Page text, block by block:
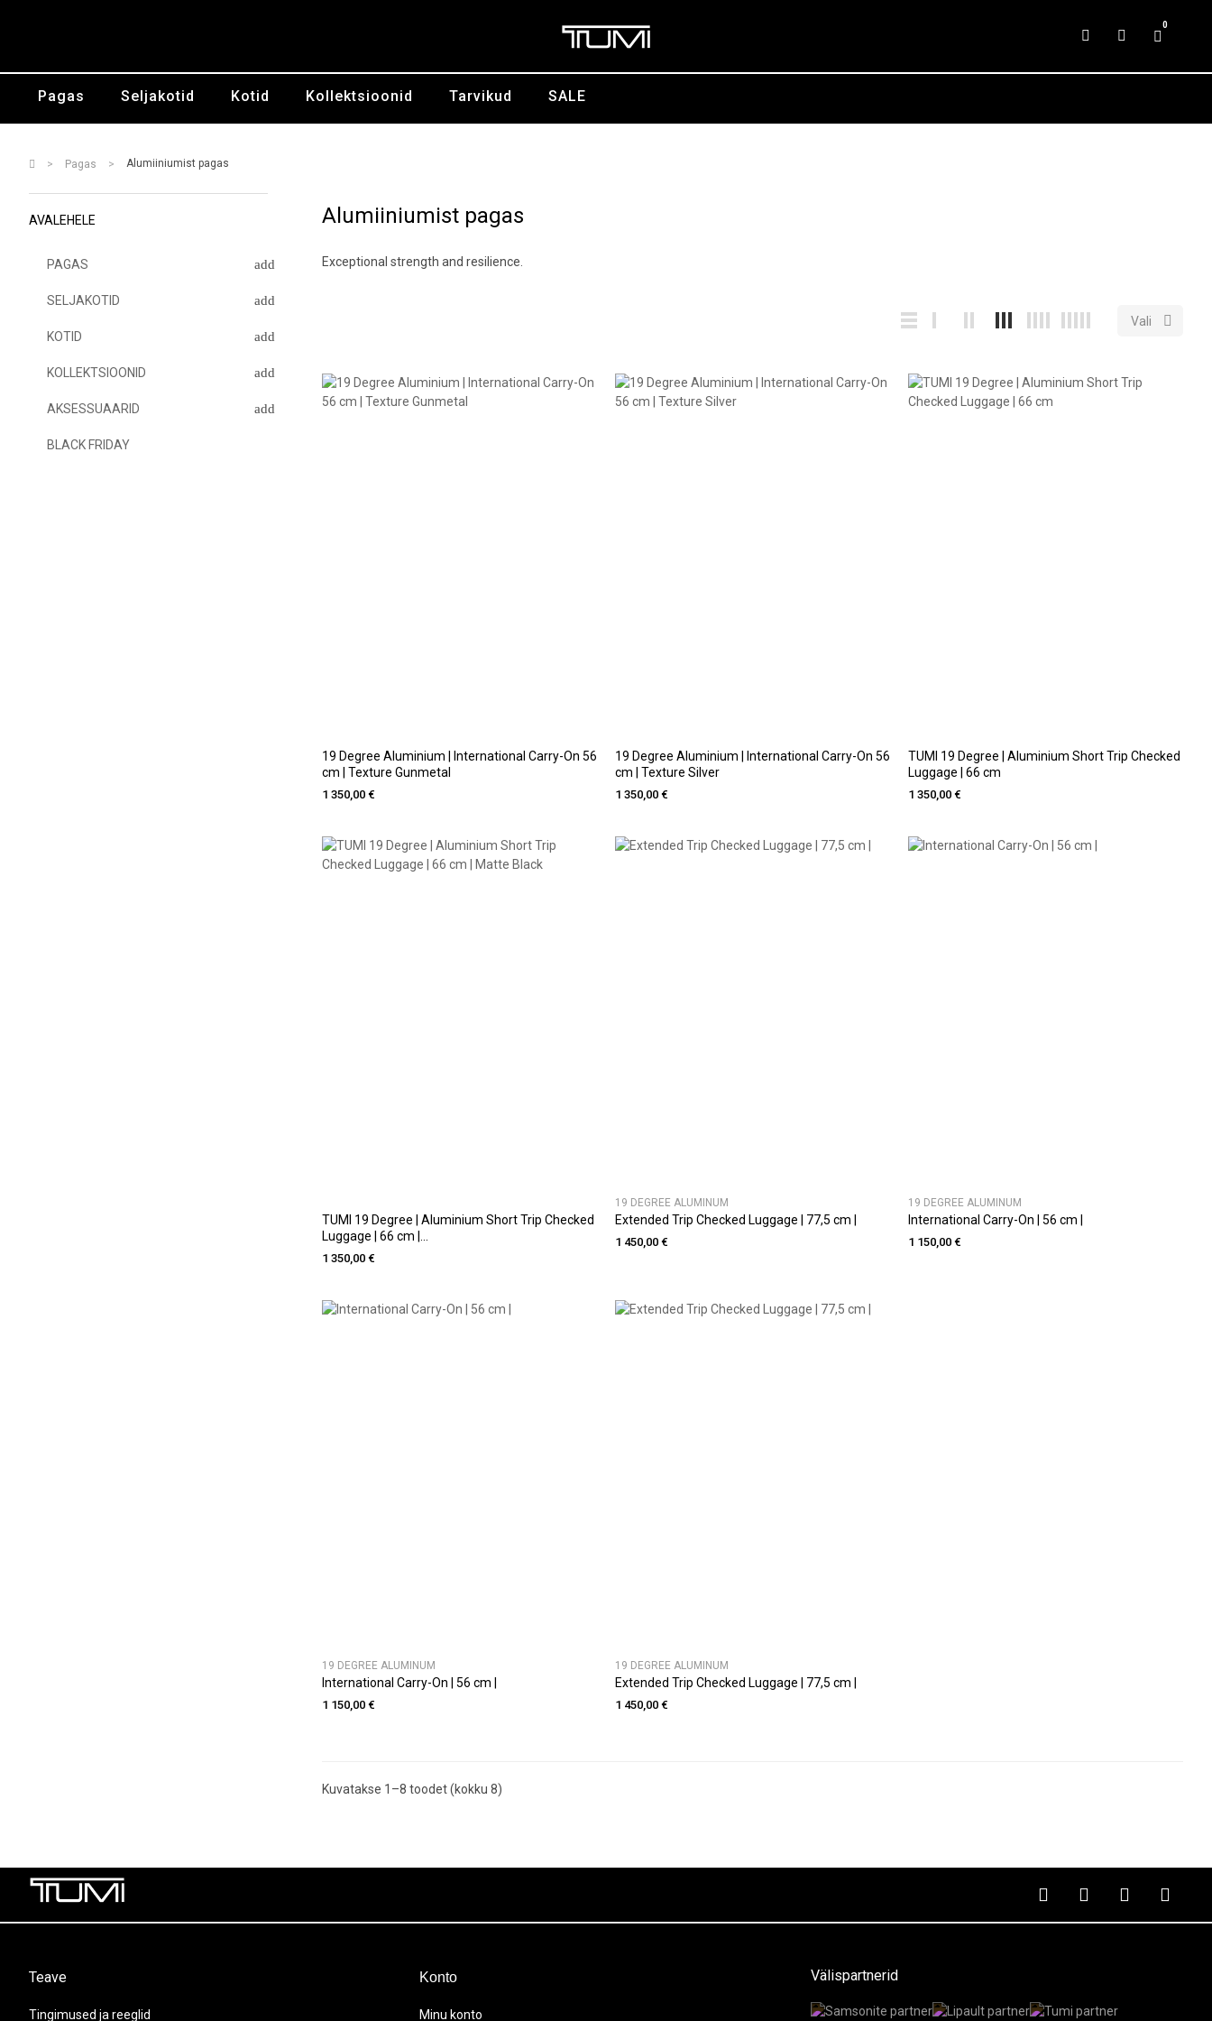
0
Pagas Seljakotid Kotid Kollektsioonid Tarvikud SALE
Pagas Alumiiniumist pagas
AVALEHELE
PAGAS
SELJAKOTID
KOTID
KOLLEKTSIOONID
AKSESSUAARID
BLACK FRIDAY
Alumiiniumist pagas
Exceptional strength and resilience.
Vali 
19 Degree Aluminium | International Carry-On 56
cm | Texture Gunmetal
1 350,00 €
19 Degree Aluminium | International Carry-On 56
cm | Texture Silver
1 350,00 €
TUMI 19 Degree | Aluminium Short Trip Checked
Luggage | 66 cm
1 350,00 €
TUMI 19 Degree | Aluminium Short Trip Checked
Luggage | 66 cm |...
1 350,00 €
19 DEGREE ALUMINUM
Extended Trip Checked Luggage | 77,5 cm |
1 450,00 €
19 DEGREE ALUMINUM
International Carry-On | 56 cm |
1 150,00 €
19 DEGREE ALUMINUM
International Carry-On | 56 cm |
1 150,00 €
19 DEGREE ALUMINUM
Extended Trip Checked Luggage | 77,5 cm |
1 450,00 €
Kuvatakse 1–8 toodet (kokku 8)
Teave
Tingimused ja reeglid
Konto
Minu konto
Välispartnerid